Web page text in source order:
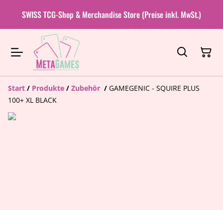
SWISS TCG-Shop & Merchandise Store (Preise inkl. MwSt.)
Start / Produkte / Zubehör / GAMEGENIC - SQUIRE PLUS
100+ XL BLACK